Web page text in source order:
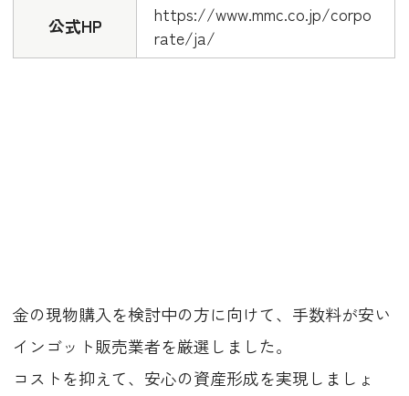
公式HP
https://www.mmc.co.jp/corpo
rate/ja/
金の現物購入を検討中の方に向けて、手数料が安い
インゴット販売業者を厳選しました。
コストを抑えて、安心の資産形成を実現しましょ